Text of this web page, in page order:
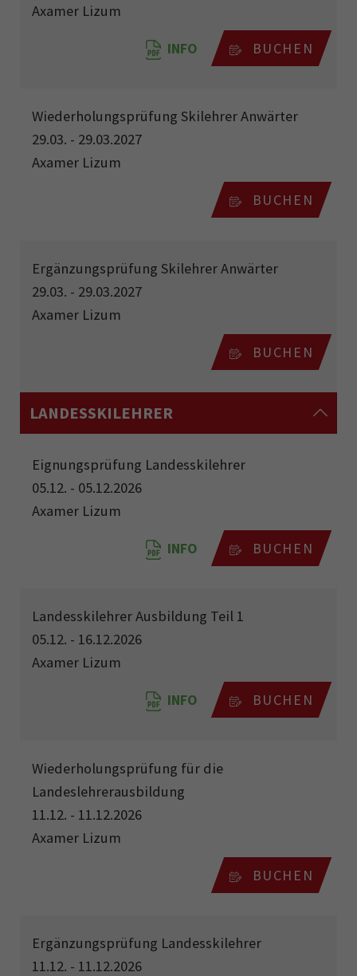
Axamer Lizum
INFO BUCHEN
Wiederholungsprüfung Skilehrer Anwärter
29.03. - 29.03.2027
Axamer Lizum
BUCHEN
Ergänzungsprüfung Skilehrer Anwärter
29.03. - 29.03.2027
Axamer Lizum
BUCHEN
LANDESSKILEHRER
Eignungsprüfung Landesskilehrer
05.12. - 05.12.2026
Axamer Lizum
INFO BUCHEN
Landesskilehrer Ausbildung Teil 1
05.12. - 16.12.2026
Axamer Lizum
INFO BUCHEN
Wiederholungsprüfung für die
Landeslehrerausbildung
11.12. - 11.12.2026
Axamer Lizum
BUCHEN
Ergänzungsprüfung Landesskilehrer
11.12. - 11.12.2026